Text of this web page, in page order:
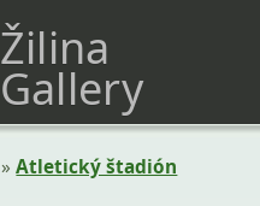
Žilina
Gallery
»Atletický štadión